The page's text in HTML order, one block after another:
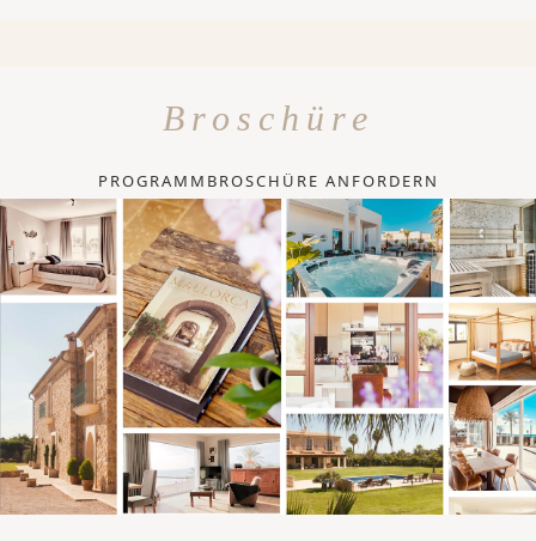
Broschüre
PROGRAMMBROSCHÜRE ANFORDERN